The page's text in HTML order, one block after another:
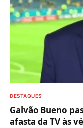
DESTAQUES
Galvão Bueno
afasta da TV às